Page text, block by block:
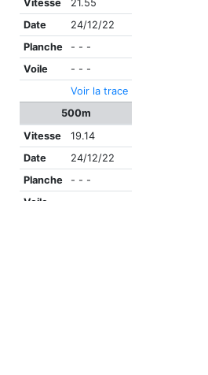
Vitesse
21.55
Date
24/12/22
Planche
- - -
Voile
- - -
Voir la trace
500m
Vitesse
19.14
Date
24/12/22
Planche
- - -
Voile